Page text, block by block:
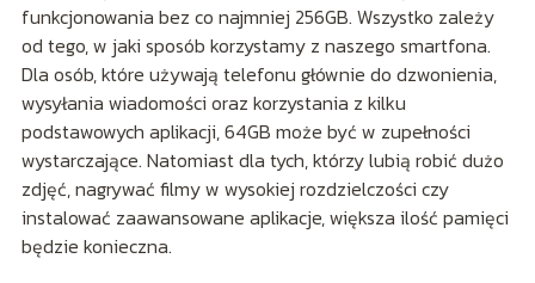
funkcjonowania bez co najmniej 256GB. Wszystko zależy
od tego, w jaki sposób korzystamy z naszego smartfona.
Dla osób, które używają telefonu głównie do dzwonienia,
wysyłania wiadomości oraz korzystania z kilku
podstawowych aplikacji, 64GB może być w zupełności
wystarczające. Natomiast dla tych, którzy lubią robić dużo
zdjęć, nagrywać filmy w wysokiej rozdzielczości czy
instalować zaawansowane aplikacje, większa ilość pamięci
będzie konieczna.